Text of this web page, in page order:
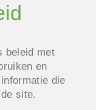
beleid met
en
die
site.